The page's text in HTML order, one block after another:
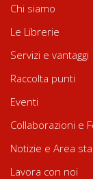
Chi siamo
Le Librerie
Servizi e vantaggi
Raccolta punti
Eventi
Collaborazioni e
Notizie e Area
Lavora con noi